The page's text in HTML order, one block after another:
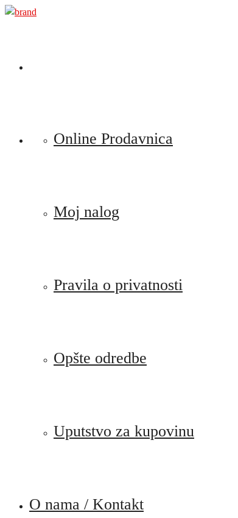
Preskoči
Online Prodavnica
Moj nalog
Pravila o privatnosti
Opšte odredbe
Uputstvo za kupovinu
O nama / Kontakt